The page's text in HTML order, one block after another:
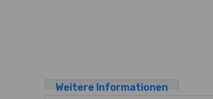
Weitere Informationen